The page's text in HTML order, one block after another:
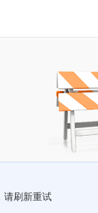
请刷新重试